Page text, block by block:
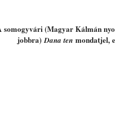
somogyvári (Magyar Kálmán
jobbra) Dana ten mondatjel,